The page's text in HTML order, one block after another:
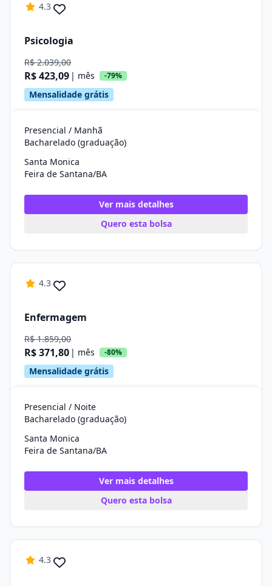
4.3
Psicologia
R$ 2.039,00
R$ 423,09 | mês -79%
Mensalidade grátis
Presencial / Manhã
Bacharelado (graduação)
Santa Monica
Feira de Santana/BA
Ver mais detalhes
Quero esta bolsa
4.3
Enfermagem
R$ 1.859,00
R$ 371,80 | mês -80%
Mensalidade grátis
Presencial / Noite
Bacharelado (graduação)
Santa Monica
Feira de Santana/BA
Ver mais detalhes
Quero esta bolsa
4.3